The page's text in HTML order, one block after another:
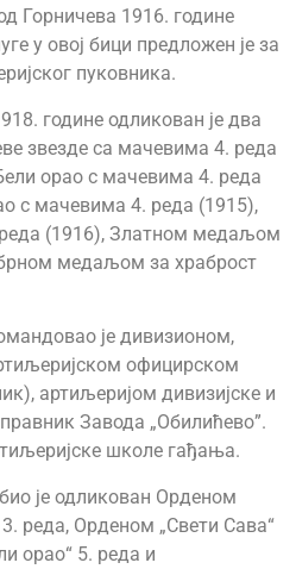
Горничева 1916. године
у овој бици предложен је за
пуковника.
године одликован је два
звезде са мачевима 4. реда
орао с мачевима 4. реда
с мачевима 4. реда (1915),
(1916), Златном медаљом
медаљом за храброст
је дивизионом,
официрском
артиљеријом дивизијске и
Завода „Обилићево”.
школе гађања.
је одликован Орденом
реда, Орденом „Свети Сава“
орао“ 5. реда и